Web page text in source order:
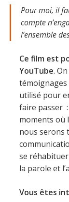
Pour moi, il
compte
l’ensemble
Ce film est
YouTube.
témoignages
utilisé pour
faire passer
moments où
nous serons
se
la parole et
Vous êtes